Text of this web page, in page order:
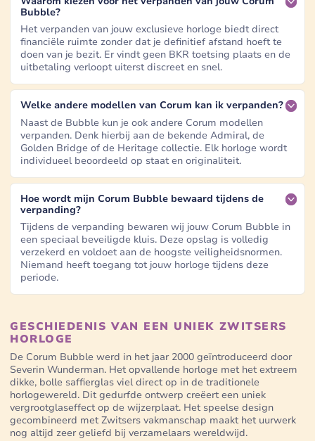
Bubble?
Het verpanden van jouw exclusieve horloge biedt direct
financiële ruimte zonder dat je definitief afstand hoeft te
doen van je bezit. Er vindt geen BKR toetsing plaats en de
uitbetaling verloopt uiterst discreet en snel.
Welke andere modellen van Corum kan ik verpanden?
Naast de Bubble kun je ook andere Corum modellen
verpanden. Denk hierbij aan de bekende Admiral, de
Golden Bridge of de Heritage collectie. Elk horloge wordt
individueel beoordeeld op staat en originaliteit.
Hoe wordt mijn Corum Bubble bewaard tijdens de
verpanding?
Tijdens de verpanding bewaren wij jouw Corum Bubble in
een speciaal beveiligde kluis. Deze opslag is volledig
verzekerd en voldoet aan de hoogste veiligheidsnormen.
Niemand heeft toegang tot jouw horloge tijdens deze
periode.
GESCHIEDENIS VAN EEN UNIEK ZWITSERS
HORLOGE
De Corum Bubble werd in het jaar 2000 geïntroduceerd door
Severin Wunderman. Het opvallende horloge met het extreem
dikke, bolle saffierglas viel direct op in de traditionele
horlogewereld. Dit gedurfde ontwerp creëert een uniek
vergrootglaseffect op de wijzerplaat. Het speelse design
gecombineerd met Zwitsers vakmanschap maakt het uurwerk
nog altijd zeer geliefd bij verzamelaars wereldwijd.